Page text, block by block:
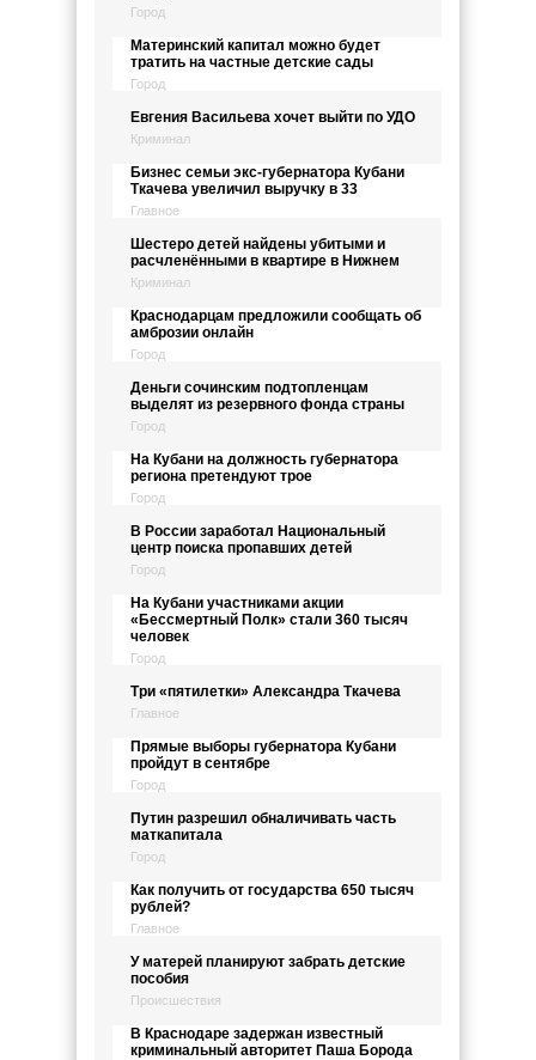
Город
Материнский капитал можно будет
тратить на частные детские сады
Город
Евгения Васильева хочет выйти по УДО
Криминал
Бизнес семьи экс-губернатора Кубани
Ткачева увеличил выручку в 33
Главное
Шестеро детей найдены убитыми и
расчленёнными в квартире в Нижнем
Криминал
Краснодарцам предложили сообщать об
амброзии онлайн
Город
Деньги сочинским подтопленцам
выделят из резервного фонда страны
Город
На Кубани на должность губернатора
региона претендуют трое
Город
В России заработал Национальный
центр поиска пропавших детей
Город
На Кубани участниками акции
«Бессмертный Полк» стали 360 тысяч
человек
Город
Три «пятилетки» Александра Ткачева
Главное
Прямые выборы губернатора Кубани
пройдут в сентябре
Город
Путин разрешил обналичивать часть
маткапитала
Город
Как получить от государства 650 тысяч
рублей?
Главное
У матерей планируют забрать детские
пособия
Происшествия
В Краснодаре задержан известный
криминальный авторитет Паша Борода